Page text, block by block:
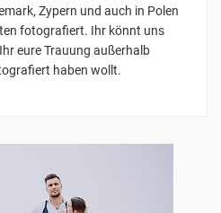
Zypern und auch in Polen
fotografiert. Ihr könnt uns
eure Trauung außerhalb
haben wollt.